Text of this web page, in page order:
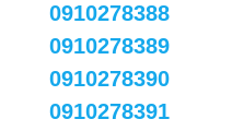
0910278388
0910278389
0910278390
0910278391